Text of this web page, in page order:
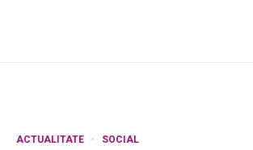
ACTUALITATE SOCIAL